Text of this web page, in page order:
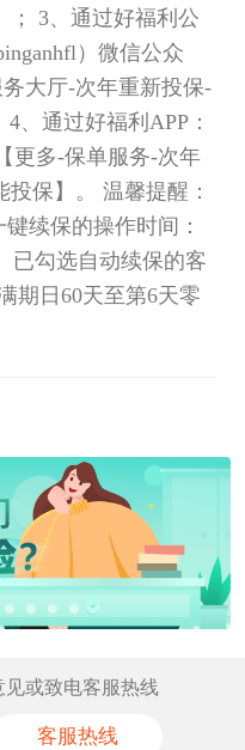
； 3、通过好福利公
）微信公众
大厅-次年重新投保-
、通过好福利APP：
更多-保单服务-次年
保】。 温馨提醒：
续保的操作时间：
已勾选自动续保的客
期日60天至第6天零
或致电客服热线
客服热线